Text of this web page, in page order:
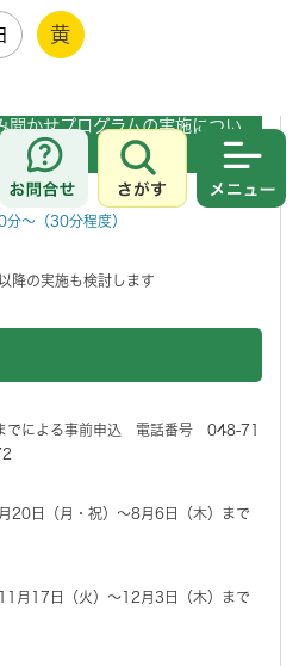
黄
お問合せ
さがす
聞かせプログラムの実施につい
～（30分程度）
の実施も検討します
でによる事前申込 電話番号 048-71
20日（月・祝）～8月6日（木）まで
月17日（火）～12月3日（木）まで